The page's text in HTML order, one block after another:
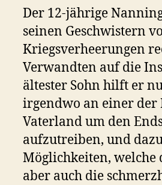
Der 12-jährige
seinen Geschwistern
Kriegsverheerungen
Verwandten auf die
ältester Sohn hilft er
irgendwo an einer der
Vaterland um den
aufzutreiben, und
Möglichkeiten, welche
aber auch die